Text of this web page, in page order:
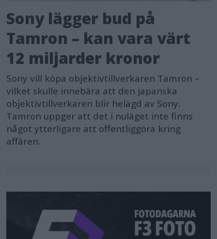
Sony lägger bud på
Tamron – kan vara värt
12 miljarder kronor
Sony vill köpa objektivtillverkaren Tamron –
vilket skulle innebära att den japanska
objektivtillverkaren blir helägd av Sony.
Tamron uppger att det i nuläget inte finns
något ytterligare att offentliggöra kring
affären.